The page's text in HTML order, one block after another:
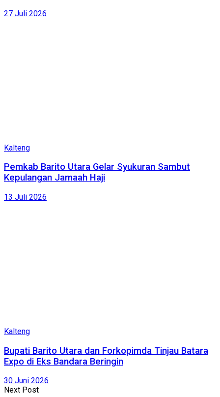
27 Juli 2026
Kalteng
Pemkab Barito Utara Gelar Syukuran Sambut
Kepulangan Jamaah Haji
13 Juli 2026
Kalteng
Bupati Barito Utara dan Forkopimda Tinjau Batara
Expo di Eks Bandara Beringin
30 Juni 2026
Next Post